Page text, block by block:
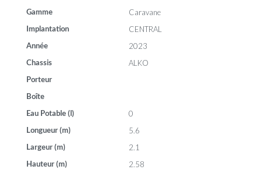
Gamme Caravane
Implantation CENTRAL
Année 2023
Chassis ALKO
Porteur
Boîte
Eau Potable (l) 0
Longueur (m) 5.6
Largeur (m) 2.1
Hauteur (m) 2.58